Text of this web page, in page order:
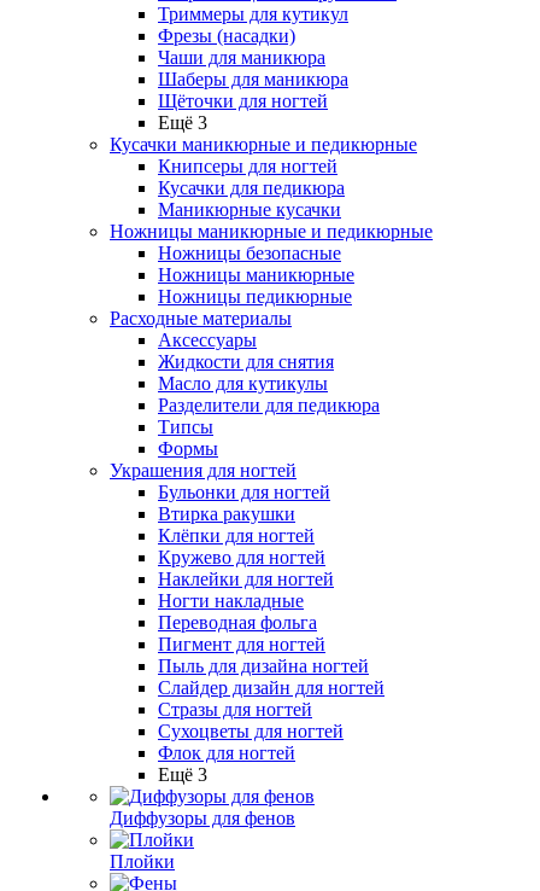
Триммеры для кутикул
Фрезы (насадки)
Чаши для маникюра
Шаберы для маникюра
Щёточки для ногтей
Ещё 3
Кусачки маникюрные и педикюрные
Книпсеры для ногтей
Кусачки для педикюра
Маникюрные кусачки
Ножницы маникюрные и педикюрные
Ножницы безопасные
Ножницы маникюрные
Ножницы педикюрные
Расходные материалы
Аксессуары
Жидкости для снятия
Масло для кутикулы
Разделители для педикюра
Типсы
Формы
Украшения для ногтей
Бульонки для ногтей
Втирка ракушки
Клёпки для ногтей
Кружево для ногтей
Наклейки для ногтей
Ногти накладные
Переводная фольга
Пигмент для ногтей
Пыль для дизайна ногтей
Слайдер дизайн для ногтей
Стразы для ногтей
Сухоцветы для ногтей
Флок для ногтей
Ещё 3
Диффузоры для фенов
Плойки